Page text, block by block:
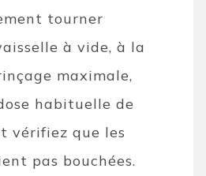
tourner
à vide, à la
maximale,
habituelle de
vérifiez que les
pas bouchées.